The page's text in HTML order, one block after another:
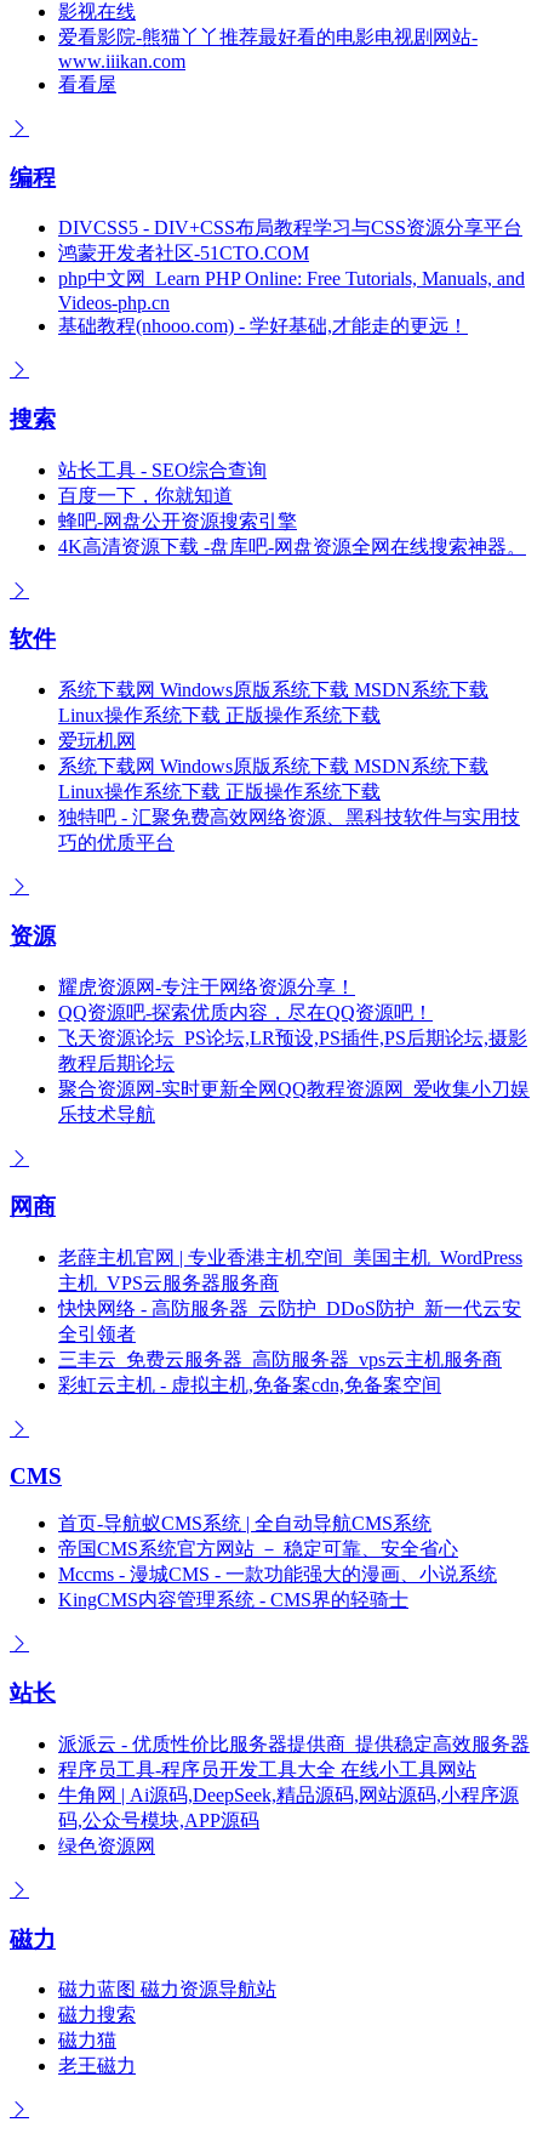
影视在线
爱看影院-熊猫丫丫推荐最好看的电影电视剧网站-
www.iiikan.com
看看屋
编程
DIVCSS5 - DIV+CSS布局教程学习与CSS资源分享平台
鸿蒙开发者社区-51CTO.COM
php中文网_Learn PHP Online: Free Tutorials, Manuals, and
Videos-php.cn
基础教程(nhooo.com) - 学好基础,才能走的更远！
搜索
站长工具 - SEO综合查询
百度一下，你就知道
蜂吧-网盘公开资源搜索引擎
4K高清资源下载 -盘库吧-网盘资源全网在线搜索神器。
软件
系统下载网 Windows原版系统下载 MSDN系统下载
Linux操作系统下载 正版操作系统下载
爱玩机网
系统下载网 Windows原版系统下载 MSDN系统下载
Linux操作系统下载 正版操作系统下载
独特吧 - 汇聚免费高效网络资源、黑科技软件与实用技
巧的优质平台
资源
耀虎资源网-专注于网络资源分享！
QQ资源吧-探索优质内容，尽在QQ资源吧！
飞天资源论坛_PS论坛,LR预设,PS插件,PS后期论坛,摄影
教程后期论坛
聚合资源网-实时更新全网QQ教程资源网_爱收集小刀娱
乐技术导航
网商
老薛主机官网 | 专业香港主机空间_美国主机_WordPress
主机_VPS云服务器服务商
快快网络 - 高防服务器_云防护_DDoS防护_新一代云安
全引领者
三丰云_免费云服务器_高防服务器_vps云主机服务商
彩虹云主机 - 虚拟主机,免备案cdn,免备案空间
CMS
首页-导航蚁CMS系统 | 全自动导航CMS系统
帝国CMS系统官方网站 － 稳定可靠、安全省心
Mccms - 漫城CMS - 一款功能强大的漫画、小说系统
KingCMS内容管理系统 - CMS界的轻骑士
站长
派派云 - 优质性价比服务器提供商_提供稳定高效服务器
程序员工具-程序员开发工具大全 在线小工具网站
牛角网 | Ai源码,DeepSeek,精品源码,网站源码,小程序源
码,公众号模块,APP源码
绿色资源网
磁力
磁力蓝图 磁力资源导航站
磁力搜索
磁力猫
老王磁力